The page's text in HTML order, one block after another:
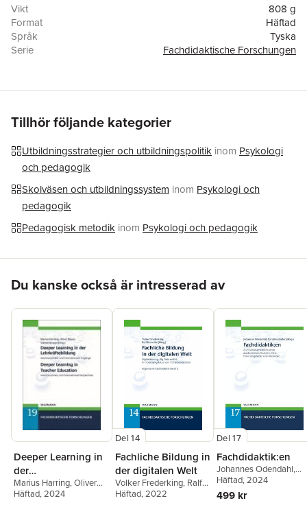
Vikt
808 g
Format
Häftad
Språk
Tyska
Serie
Fachdidaktische Forschungen
ISBN
9783830948049
Tillhör följande kategorier
Utbildningsstrategier och utbildningspolitik inom Psykologi
och pedagogik
Skolväsen och utbildningssystem inom Psykologi och
pedagogik
Pedagogisk metodik inom Psykologi och pedagogik
Du kanske också är intresserad av
Deeper Learning in
der
Lehrkräftebildung
Deeper Learning in
Marius Harring,Oliver
Meyer,Valerie Krupp
Häftad, 2024
Del 14
Fachliche Bildung in
der digitalen Welt
Volker Frederking, Ralf
Romeike
Häftad, 2022
Del 17
Fachdidaktik:en
Johannes Odendahl,
Caroline Bader
Häftad, 2024
499 kr